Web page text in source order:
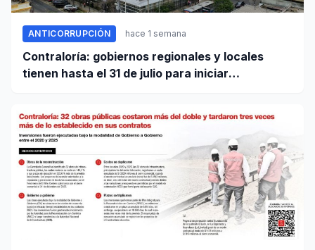
ANTICORRUPCIÓN hace 1 semana
Contraloría: gobiernos regionales y locales
tienen hasta el 31 de julio para iniciar